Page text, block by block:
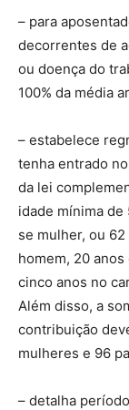
– para
decorrentes de
ou doença do
100% da média
– estabelece
tenha entrado
da lei
idade mínima
se mulher, ou
homem, 20
cinco anos no
Além disso, a
contribuição
mulheres e 96
– detalha